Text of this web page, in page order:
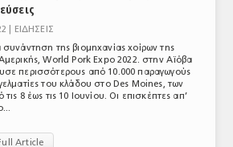
|
ΕΙΔΗΣΕΙΣ
της βιομηχανίας χοίρων της
World Pork Expo 2022. στην Αϊόβα
περισσότερους από 10.000 παραγωγούς
του κλάδου στο Des Moines, των
8 έως τις 10 Ιουνίου. Οι επισκέπτες απ’
Article